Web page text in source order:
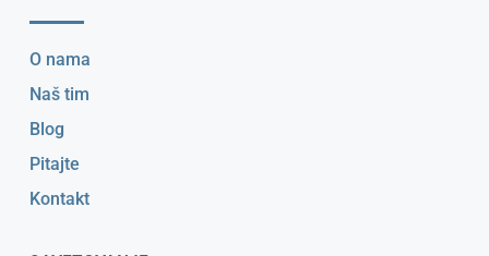
O nama
Naš tim
Blog
Pitajte
Kontakt